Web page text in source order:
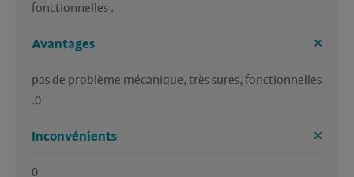
fonctionnelles .
Avantages
pas de problème mécanique, très sures, fonctionnelles
.0
Inconvénients
0